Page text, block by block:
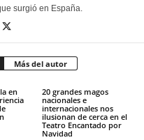
surgió en España.
Más del autor
en
20 grandes magos
nacionales e
internacionales nos
ilusionan de cerca en el
Teatro Encantado por
Navidad